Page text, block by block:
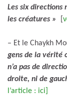
Les six
les créatures »
– Et le Chaykh
gens de la vérité
n’a pas de
droite, ni de
l’article : ici]